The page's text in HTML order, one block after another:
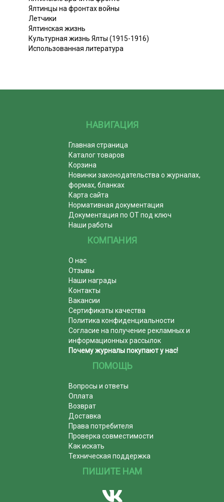
Ялтинцы на фронтах войны
Летчики
Ялтинская жизнь
Культурная жизнь Ялты (1915-1916)
Использованная литература
НАВИГАЦИЯ
Главная страница
Каталог товаров
Корзина
Новинки законодательства о журналах,
формах, бланках
Карта сайта
Нормативная документация
Документация по ОТ под ключ
Наши работы
КОМПАНИЯ
О нас
Отзывы
Наши награды
Контакты
Вакансии
Сертификаты качества
Политика конфиденциальности
Согласие на получение рекламных и
информационных рассылок
Почему журналы покупают у нас!
ПОМОЩЬ
Вопросы и ответы
Оплата
Возврат
Доставка
Права потребителя
Проверка совместимости
Как искать
Техническая поддержка
ПИШИТЕ НАМ